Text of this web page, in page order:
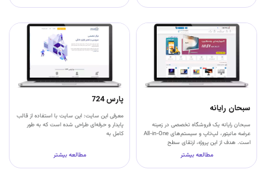
سبحان رایانه
سبحان رایانه یک فروشگاه تخصصی در زمینه
عرضه مانیتور، لپ‌تاپ و سیستم‌های All-in-One
است. هدف از این پروژه، ارتقای سطح
مطالعه بیشتر
پارس 724
معرفی این سایت: این سایت با استفاده از قالب
پایدار و حرفه‌ای طراحی شده است که به طور
کامل به
مطالعه بیشتر